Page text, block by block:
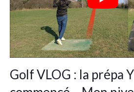
Golf VLOG : la prépa